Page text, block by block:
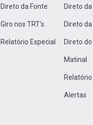
Direto da Fonte
Giro nos TRT's
Relatório Especial
Direto
Direto
Direto
Matinal
Relatório
Alertas